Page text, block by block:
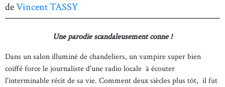
deVincent TASSY
Une parodie scandaleusement conne !
Dans un salon illuminé de chandeliers, un vampire super bien
coiffé force le journaliste d'une radio locale à écouter
l'interminable récit de sa vie. Comment deux siècles plus tôt, il fut